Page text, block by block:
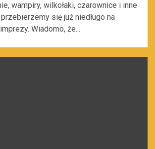
wampiry, wilkołaki, czarownice i inne
się już niedługo na
Wiadomo, że...